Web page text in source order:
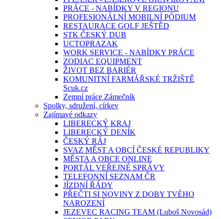
PRÁCE - NABÍDKY V REGIONU
PROFESIONÁLNÍ MOBILNÍ PÓDIUM
RESTAURACE GOLF JEŠTĚD
STK ČESKÝ DUB
UCTOPRAZAK
WORK SERVICE - NABÍDKY PRÁCE
ZODIAC EQUIPMENT
ŽIVOT BEZ BARIÉR
KOMUNITNÍ FARMÁŘSKÉ TRŽIŠTĚ
Scuk.cz
Zemní práce Zámečník
Spolky, sdružení, církev
Zajímavé odkazy
LIBERECKÝ KRAJ
LIBERECKÝ DENÍK
ČESKÝ RÁJ
SVAZ MĚST A OBCÍ ČESKÉ REPUBLIKY
MĚSTA A OBCE ONLINE
PORTÁL VEŘEJNÉ SPRÁVY
TELEFONNÍ SEZNAM ČR
JÍZDNÍ ŘÁDY
PŘEČTI SI NOVINY Z DOBY TVÉHO
NAROZENÍ
JEZEVEC RACING TEAM (Luboš Novosád)